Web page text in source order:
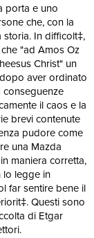
porta e uno
che, con la
storia. In difficolt‡,
"ad Amos Oz
Christ" un
aver ordinato
il caos e la
brevi contenute
pudore come
una Mazda
maniera corretta,
lo legge in
far sentire bene il
Questi sono
di Etgar